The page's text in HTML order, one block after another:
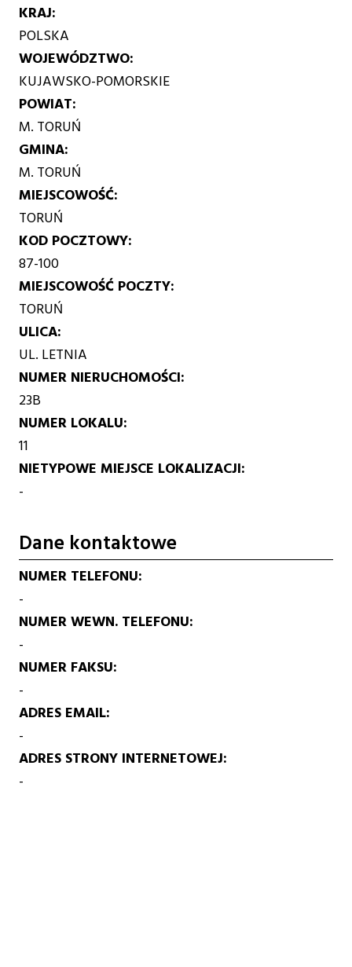
KRAJ
POLSKA
WOJEWÓDZTWO
KUJAWSKO-POMORSKIE
POWIAT
M. TORUŃ
GMINA
M. TORUŃ
MIEJSCOWOŚĆ
TORUŃ
KOD POCZTOWY
87-100
MIEJSCOWOŚĆ POCZTY
TORUŃ
ULICA
UL. LETNIA
NUMER NIERUCHOMOŚCI
23B
NUMER LOKALU
11
NIETYPOWE MIEJSCE LOKALIZACJI
-
Dane kontaktowe
NUMER TELEFONU
-
NUMER WEWN. TELEFONU
-
NUMER FAKSU
-
ADRES EMAIL
-
ADRES STRONY INTERNETOWEJ
-